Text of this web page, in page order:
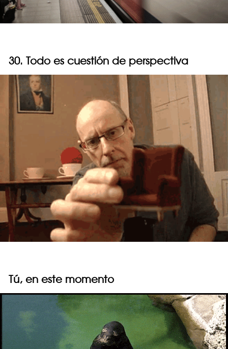
30. Todo es cuestión de perspectiva
Tú, en este momento